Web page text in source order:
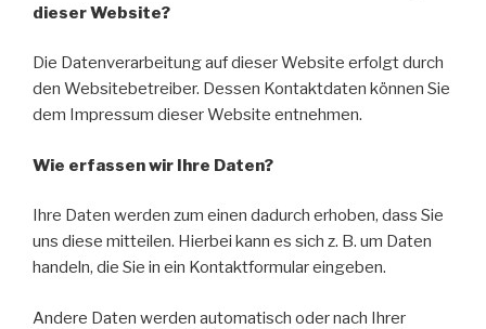
dieser Website?
Die Datenverarbeitung auf dieser Website erfolgt durch
den Websitebetreiber. Dessen Kontaktdaten können Sie
dem Impressum dieser Website entnehmen.
Wie erfassen wir Ihre Daten?
Ihre Daten werden zum einen dadurch erhoben, dass Sie
uns diese mitteilen. Hierbei kann es sich z. B. um Daten
handeln, die Sie in ein Kontaktformular eingeben.
Andere Daten werden automatisch oder nach Ihrer